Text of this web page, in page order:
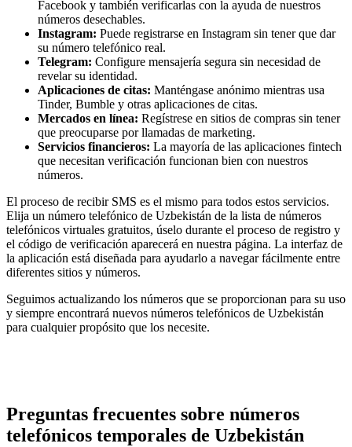
Facebook y también verificarlas con la ayuda de nuestros
números desechables.
Instagram: Puede registrarse en Instagram sin tener que dar
su número telefónico real.
Telegram: Configure mensajería segura sin necesidad de
revelar su identidad.
Aplicaciones de citas: Manténgase anónimo mientras usa
Tinder, Bumble y otras aplicaciones de citas.
Mercados en línea: Regístrese en sitios de compras sin tener
que preocuparse por llamadas de marketing.
Servicios financieros: La mayoría de las aplicaciones fintech
que necesitan verificación funcionan bien con nuestros
números.
El proceso de recibir SMS es el mismo para todos estos servicios.
Elija un número telefónico de Uzbekistán de la lista de números
telefónicos virtuales gratuitos, úselo durante el proceso de registro y
el código de verificación aparecerá en nuestra página. La interfaz de
la aplicación está diseñada para ayudarlo a navegar fácilmente entre
diferentes sitios y números.
Seguimos actualizando los números que se proporcionan para su uso
y siempre encontrará nuevos números telefónicos de Uzbekistán
para cualquier propósito que los necesite.
Preguntas frecuentes sobre números
telefónicos temporales de Uzbekistán